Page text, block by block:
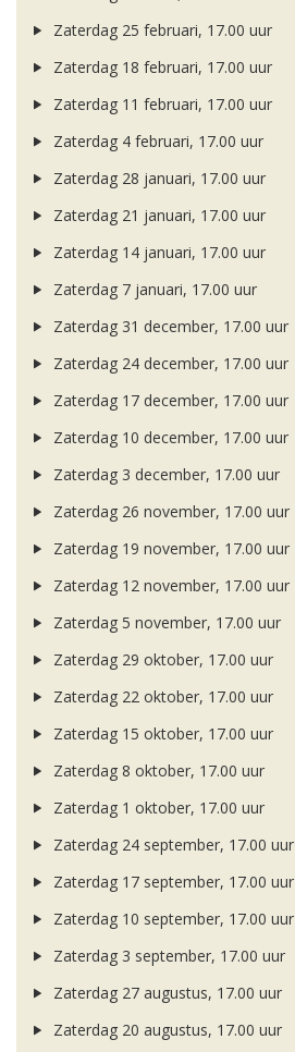
Zaterdag 25 februari, 17.00 uur
Zaterdag 18 februari, 17.00 uur
Zaterdag 11 februari, 17.00 uur
Zaterdag 4 februari, 17.00 uur
Zaterdag 28 januari, 17.00 uur
Zaterdag 21 januari, 17.00 uur
Zaterdag 14 januari, 17.00 uur
Zaterdag 7 januari, 17.00 uur
Zaterdag 31 december, 17.00 uur
Zaterdag 24 december, 17.00 uur
Zaterdag 17 december, 17.00 uur
Zaterdag 10 december, 17.00 uur
Zaterdag 3 december, 17.00 uur
Zaterdag 26 november, 17.00 uur
Zaterdag 19 november, 17.00 uur
Zaterdag 12 november, 17.00 uur
Zaterdag 5 november, 17.00 uur
Zaterdag 29 oktober, 17.00 uur
Zaterdag 22 oktober, 17.00 uur
Zaterdag 15 oktober, 17.00 uur
Zaterdag 8 oktober, 17.00 uur
Zaterdag 1 oktober, 17.00 uur
Zaterdag 24 september, 17.00 uur
Zaterdag 17 september, 17.00 uur
Zaterdag 10 september, 17.00 uur
Zaterdag 3 september, 17.00 uur
Zaterdag 27 augustus, 17.00 uur
Zaterdag 20 augustus, 17.00 uur